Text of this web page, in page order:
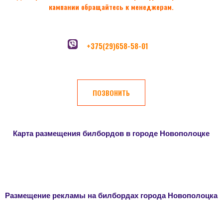
кампании обращайтесь к менеджерам.
+375(29)658-58-01
ПОЗВОНИТЬ
Карта размещения билбордов в городе Новополоцке
Размещение рекламы на билбордах города Новополоцка